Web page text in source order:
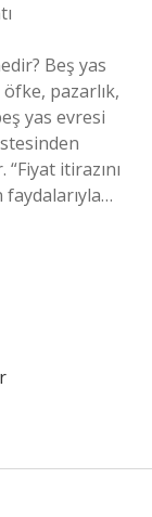
Beş yas
pazarlık,
yas evresi
itirazını